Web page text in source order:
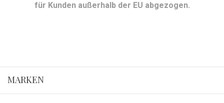
für Kunden außerhalb der EU abgezogen.
MARKEN